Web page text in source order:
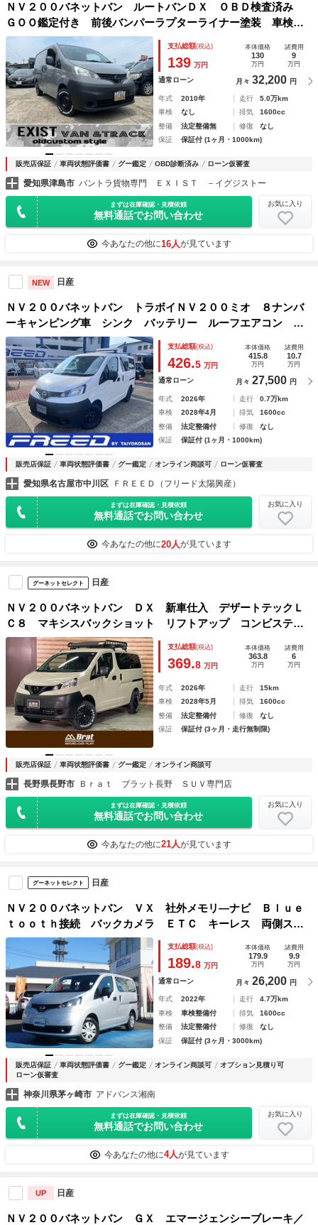
ＮＶ２００バネットバン ルートバンＤＸ ＯＢＤ検査済み
ＧＯＯ鑑定付き 前後バンパーラプターライナー塗装 車検対
応ゴツゴツホワイトレタータイヤ ブラックスチールホイー
ル キーレスキー ５ドア ＥＴＣ取付 ナルドグレー全塗装
支払総額(税込)
139 万円
本体価格
130
万円
諸費用
9
万円
通常ローン 月々 32,200 円
年式 2010年 走行
5.0万km
車検
なし 排気
1600cc
整備
法定整備無 修復
なし
保証
保証付 (1ヶ月・1000km)
販売店保証 車両状態評価書 グー鑑定 OBD診断済み ローン仮審査
愛知県津島市 バントラ貨物専門 ＥＸＩＳＴ －イグジストー
まずは在庫確認・見積依頼
無料通話でお問い合わせ
お気に入り
今あなたの他に16人が見ています
NEW 日産
ＮＶ２００バネットバン トラボイＮＶ２００ミオ ８ナンバ
ーキャンピング車 シンク バッテリー ルーフエアコン 外
部電源 給水タンク 排水タンク コンロ キャリア カーナ
ビ バックカメラ デジタルインナーミラー式ドライブレコー
ダー エマージェンシーブレーキ ＥＴＣ 遮光カーテン
支払総額(税込)
426.5 万円
本体価格
415.8
万円
諸費用
10.7
万円
通常ローン 月々 27,500 円
年式 2026年 走行
0.7万km
車検
2028年4月 排気
1600cc
整備
法定整備付 修復
なし
保証
保証付 (1ヶ月・1000km)
販売店保証 車両状態評価書 グー鑑定 オンライン商談可 ローン仮審査
愛知県名古屋市中川区 ＦＲＥＥＤ（フリード太陽興産）
まずは在庫確認・見積依頼
無料通話でお問い合わせ
お気に入り
今あなたの他に20人が見ています
グーネットセレクト 日産
ＮＶ２００バネットバン ＤＸ 新車仕入 デザートテックＬ
Ｃ８ マキシスバックショット リフトアップ コンビステア
リング ルーフラック 電動格納ミラー パーキングアシス
ト レーンキープアシスト
支払総額(税込)
369.8 万円
本体価格
363.8
万円
諸費用
6
万円
年式 2026年 走行
15km
車検
2028年5月 排気
1600cc
整備
法定整備付 修復
なし
保証
保証付 (3ヶ月・走行無制限)
販売店保証 車両状態評価書 グー鑑定 オンライン商談可
長野県長野市 Ｂｒａｔ ブラット長野 ＳＵＶ専門店
まずは在庫確認・見積依頼
無料通話でお問い合わせ
お気に入り
今あなたの他に21人が見ています
グーネットセレクト 日産
ＮＶ２００バネットバン ＶＸ 社外メモリ―ナビ Ｂｌｕｅ
ｔｏｏｔｈ接続 バックカメラ ＥＴＣ キーレス 両側スラ
イドドア 衝突被害軽減ブレーキ レーンキープアシスト 電
格ミラー
支払総額(税込)
189.8 万円
本体価格
179.9
万円
諸費用
9.9
万円
通常ローン 月々 26,200 円
年式 2022年 走行
4.7万km
車検
車検整備付 排気
1600cc
整備
法定整備付 修復
なし
保証
保証付 (3ヶ月・3000km)
販売店保証 車両状態評価書 グー鑑定 オンライン商談可
オプション見積り可
ローン仮審査
神奈川県茅ヶ崎市 アドバンス湘南
まずは在庫確認・見積依頼
無料通話でお問い合わせ
お気に入り
今あなたの他に4人が見ています
UP 日産
ＮＶ２００バネットバン ＧＸ エマージェンシーブレーキ／